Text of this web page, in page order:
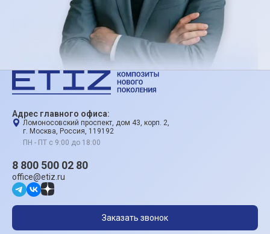
Адрес главного офиса:
Ломоносовский проспект, дом 43, корп. 2,
г. Москва, Россия, 119192
ПН - ПТ с 9:00 до 18:00
8 800 500 02 80
office@etiz.ru
Заказать звонок